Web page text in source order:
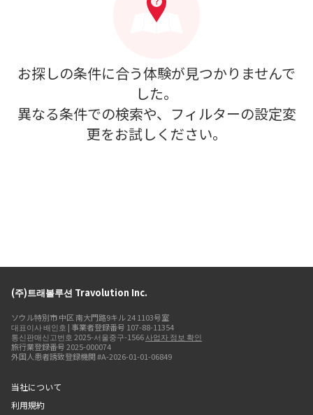
お探しの条件に合う体験が見つかりませんで
した。
異なる条件での検索や、フィルターの設定変
更をお試しください。
(주)트래볼루션 Travolution Inc.
ソウル特別市 中区 南大門路9キル 24 1103号室
대표이사 배인호 | 事業者登録番号 107-88-11354
통신판매신고번호 2025-서울중구-1566사업자 정보 확인
旅行業登録番号 2025-000074
外国人患者誘致登録機関 #A-2026-01-01-06849
当社について
利用規約